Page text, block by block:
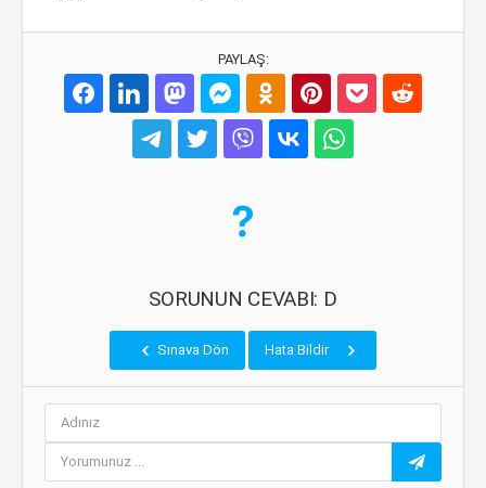
PAYLAŞ:
SORUNUN CEVABI: D
Sınava Dön Hata Bildir